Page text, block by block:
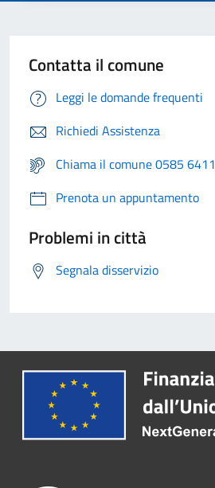
Contatta il comune
Leggi le domande frequenti
Richiedi Assistenza
Chiama il comune 0585 6411
Prenota un appuntamento
Problemi in città
Segnala disservizio